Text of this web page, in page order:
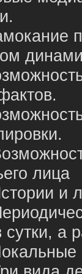
лица
и
сутки, а